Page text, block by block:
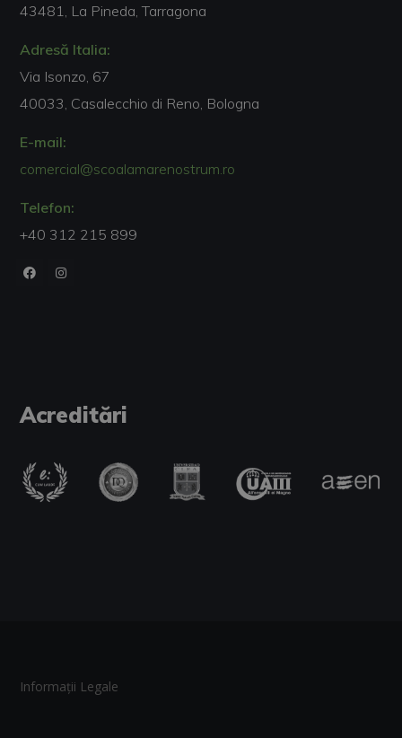
43481, La Pineda, Tarragona
Adresă Italia:
Via Isonzo, 67
40033, Casalecchio di Reno, Bologna
E-mail:
comercial@scoalamarenostrum.ro
Telefon:
+40 312 215 899
Acreditări
Informații Legale